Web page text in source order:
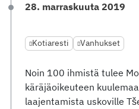
28. marraskuuta 2019
Kotiaresti Vanhukset
Noin 100 ihmistä tulee
käräjäoikeuteen
laajentamista uskoville